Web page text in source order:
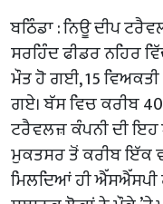
ਬਠਿੰਡਾ : ਨਿਊ ਦੀਪ
ਸਰਹਿੰਦ ਫੀਡਰ ਨਹਿਰ
ਮੌਤ ਹੋ ਗਈ, 15
ਗਏ। ਬੱਸ ਵਿਚ ਕਰੀਬ
ਟਰੈਵਲਜ਼ ਕੰਪਨੀ ਦੀ ਇਹ
ਮੁਕਤਸਰ ਤੋਂ ਕਰੀਬ ਇੱਕ
ਮਿਲਦਿਆਂ ਹੀ ਐੱਸਐੱਸਪੀ